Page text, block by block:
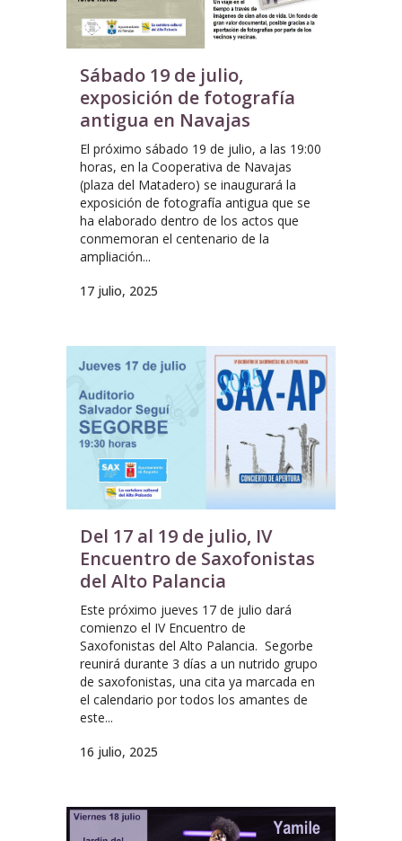
Sábado 19 de julio,
exposición de fotografía
antigua en Navajas
El próximo sábado 19 de julio, a las 19:00
horas, en la Cooperativa de Navajas
(plaza del Matadero) se inaugurará la
exposición de fotografía antigua que se
ha elaborado dentro de los actos que
conmemoran el centenario de la
ampliación...
17 julio, 2025
Del 17 al 19 de julio, IV
Encuentro de Saxofonistas
del Alto Palancia
Este próximo jueves 17 de julio dará
comienzo el IV Encuentro de
Saxofonistas del Alto Palancia. Segorbe
reunirá durante 3 días a un nutrido grupo
de saxofonistas, una cita ya marcada en
el calendario por todos los amantes de
este...
16 julio, 2025